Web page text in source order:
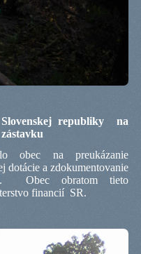
republiky
na
obec na preukázanie
dotácie a zdokumentovanie
Obec obratom tieto
financií SR.